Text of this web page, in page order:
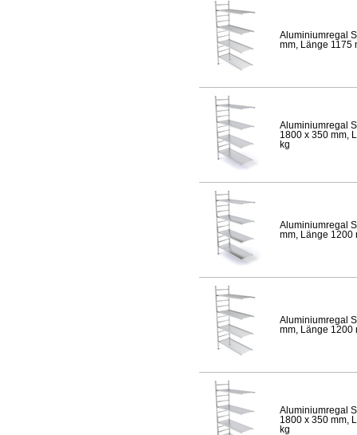
Aluminiumregal
mm, Länge 1175
Aluminiumregal
1800 x 350 mm,
kg
Aluminiumregal
mm, Länge 1200
Aluminiumregal
mm, Länge 1200
Aluminiumregal
1800 x 350 mm,
kg